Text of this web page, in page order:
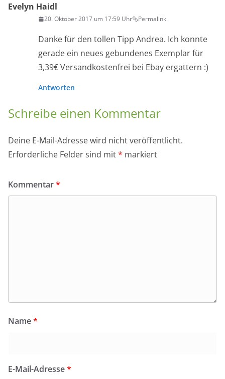
Evelyn Haidl
20. Oktober 2017 um 17:59 Uhr Permalink
Danke für den tollen Tipp Andrea. Ich konnte
gerade ein neues gebundenes Exemplar für
3,39€ Versandkostenfrei bei Ebay ergattern :)
Antworten
Schreibe einen Kommentar
Deine E-Mail-Adresse wird nicht veröffentlicht.
Erforderliche Felder sind mit* markiert
Kommentar*
Name*
E-Mail-Adresse*